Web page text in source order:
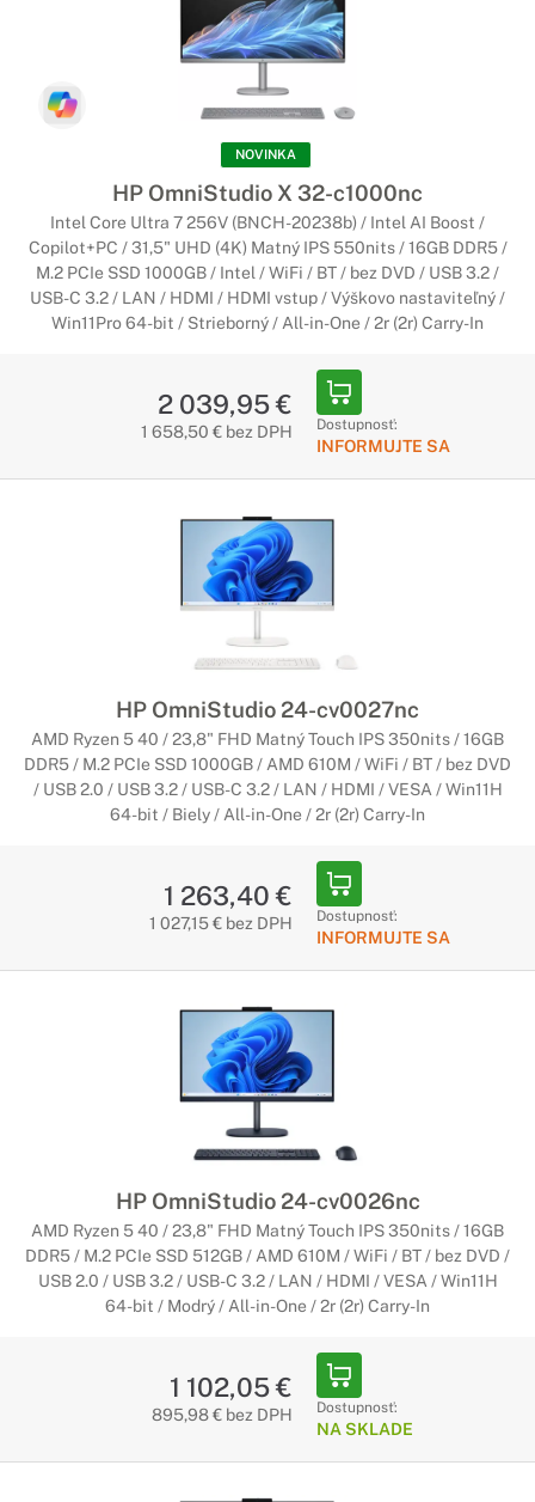
NOVINKA
HP OmniStudio X 32-c1000nc
Intel Core Ultra 7 256V (BNCH-20238b) / Intel AI Boost /
Copilot+PC / 31,5" UHD (4K) Matný IPS 550nits / 16GB DDR5 /
M.2 PCIe SSD 1000GB / Intel / WiFi / BT / bez DVD / USB 3.2 /
USB-C 3.2 / LAN / HDMI / HDMI vstup / Výškovo nastaviteľný /
Win11Pro 64-bit / Strieborný / All-in-One / 2r (2r) Carry-In
2 039,95 €
1 658,50 € bez DPH Dostupnosť:
INFORMUJTE SA
HP OmniStudio 24-cv0027nc
AMD Ryzen 5 40 / 23,8" FHD Matný Touch IPS 350nits / 16GB
DDR5 / M.2 PCIe SSD 1000GB / AMD 610M / WiFi / BT / bez DVD
/ USB 2.0 / USB 3.2 / USB-C 3.2 / LAN / HDMI / VESA / Win11H
64-bit / Biely / All-in-One / 2r (2r) Carry-In
1 263,40 €
1 027,15 € bez DPH Dostupnosť:
INFORMUJTE SA
HP OmniStudio 24-cv0026nc
AMD Ryzen 5 40 / 23,8" FHD Matný Touch IPS 350nits / 16GB
DDR5 / M.2 PCIe SSD 512GB / AMD 610M / WiFi / BT / bez DVD /
USB 2.0 / USB 3.2 / USB-C 3.2 / LAN / HDMI / VESA / Win11H
64-bit / Modrý / All-in-One / 2r (2r) Carry-In
1 102,05 €
895,98 € bez DPH Dostupnosť:
NA SKLADE